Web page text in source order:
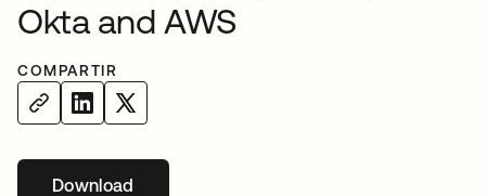
Okta and AWS
COMPARTIR
Downloadse abre en una pestaña nueva